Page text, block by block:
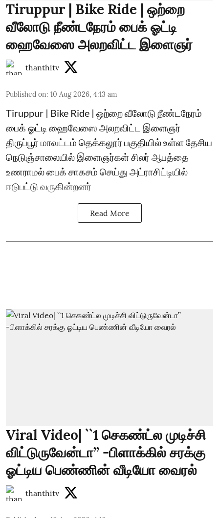
Tiruppur | Bike Ride | ஒற்றை
வீலோடு நீண்டநேரம் பைக் ஓட்டி
ஹைவேஸை அலறவிட்ட இளைஞர்
thanthitv
Published on: 10 Aug 2026, 4:13 am
Tiruppur | Bike Ride | ஒற்றை வீலோடு நீண்டநேரம்
பைக் ஓட்டி ஹைவேஸை அலறவிட்ட இளைஞர்
திருப்பூர் மாவட்டம் தெக்கலூர் பகுதியில் உள்ள தேசிய
நெடுஞ்சாலையில் இளைஞர்கள் சிலர் ஆபத்தை
உணராமல் பைக் சாகசம் செய்து அட்ராசிட்டியில்
ஈடுபட்டு வருகின்றனர்
Read More
Viral Video| ``1 செகண்ட்ல முடிச்சி
விட்டுருவேன்டா’’ -பிளாக்கில் சரக்கு
ஓட்டிய பெண்ணின் வீடியோ வைரல்
thanthitv